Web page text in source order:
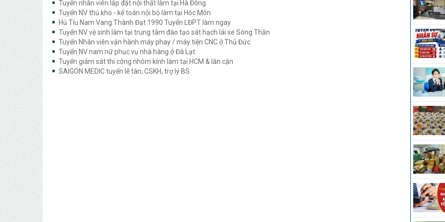
Tuyển nhân viên lắp đặt nội thất làm tại Hà Đông
Tuyển NV thủ kho - kế toán nội bộ làm tại Hóc Môn
Hủ Tíu Nam Vang Thành Đạt 1990 Tuyển LĐPT làm ngay
Tuyển NV vệ sinh làm tại trung tâm đào tạo sát hạch lái xe Sóng Thần
Tuyển Nhân viên vận hành máy phay / máy tiện CNC ở Thủ Đức
Tuyển NV nam nữ phục vụ nhà hàng ở Đà Lạt
Tuyển giám sát thi công nhôm kính làm tại HCM & lân cận
SAIGON MEDIC tuyển lễ tân, CSKH, trợ lý BS